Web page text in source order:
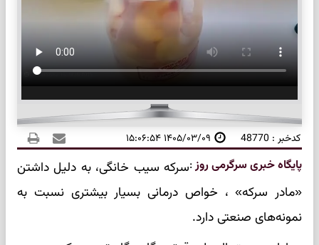
کدخبر : 48770 ۱۴۰۵/۰۳/۰۹ ۱۵:۰۶:۵۴
پایگاه خبری سرگرمی روز:سرکه سیب خانگی، به دلیل داشتن
«مادر سرکه» ، خواص درمانی بسیار بیشتری نسبت به
نمونه‌های صنعتی دارد.